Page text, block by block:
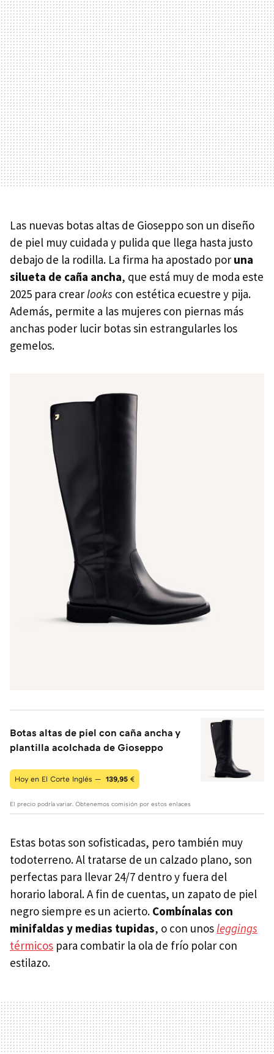
Las nuevas botas altas de Gioseppo son un diseño
de piel muy cuidada y pulida que llega hasta justo
debajo de la rodilla. La firma ha apostado por una
silueta de caña ancha, que está muy de moda este
2025 para crearlooks con estética ecuestre y pija.
Además, permite a las mujeres con piernas más
anchas poder lucir botas sin estrangularles los
gemelos.
Botas altas de piel con caña ancha y
plantilla acolchada de Gioseppo
Hoy en El Corte Inglés — 139,95 €
El precio podría variar. Obtenemos comisión por estos enlaces
Estas botas son sofisticadas, pero también muy
todoterreno. Al tratarse de un calzado plano, son
perfectas para llevar 24/7 dentro y fuera del
horario laboral. A fin de cuentas, un zapato de piel
negro siempre es un acierto. Combínalas con
minifaldas y medias tupidas, o con unos leggings
térmicos para combatir la ola de frío polar con
estilazo.